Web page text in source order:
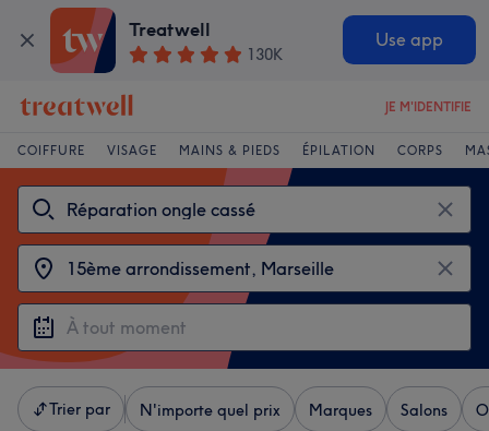
Treatwell
130K
Use app
JE M'IDENTIFIE
COIFFURE VISAGE MAINS & PIEDS ÉPILATION CORPS
Trier par N'importe quel prix Marques Salons